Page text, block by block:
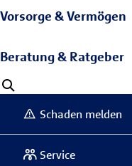
Vorsorge & Vermögen
Beratung & Ratgeber
Schaden melden
Service